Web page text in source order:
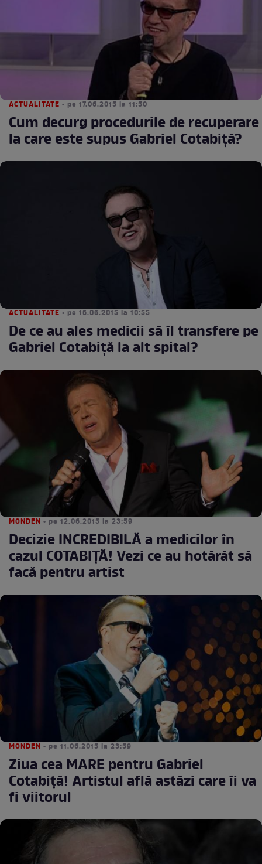
ACTUALITATE • pe 17.06.2015 la 11:50
Cum decurg procedurile de recuperare
la care este supus Gabriel Cotabiţă?
ACTUALITATE • pe 16.06.2015 la 10:55
De ce au ales medicii să îl transfere pe
Gabriel Cotabiţă la alt spital?
MONDEN • pe 12.06.2015 la 23:59
Decizie INCREDIBILĂ a medicilor în
cazul COTABIȚĂ! Vezi ce au hotărât să
facă pentru artist
MONDEN • pe 11.06.2015 la 23:59
Ziua cea MARE pentru Gabriel
Cotabiță! Artistul află astăzi care îi va
fi viitorul